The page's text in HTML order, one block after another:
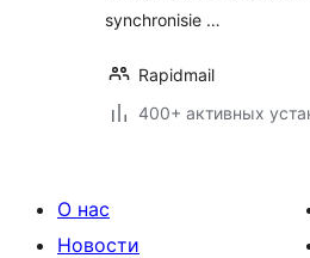
synchronisie …
Rapidmail
400+ активных
О нас
Новости